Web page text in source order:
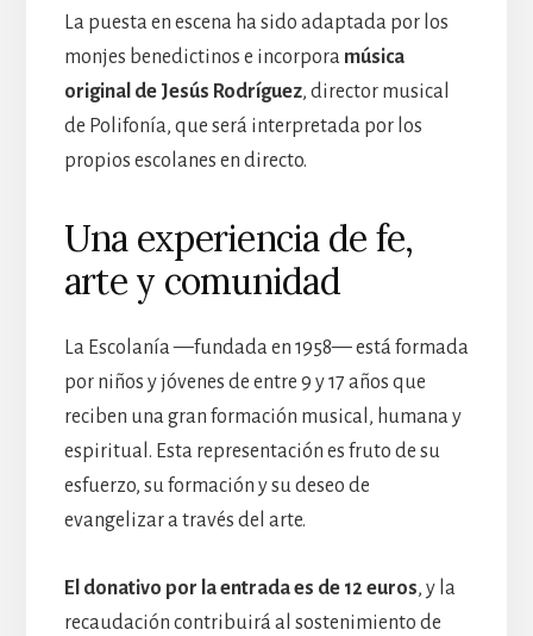
La puesta en escena ha sido adaptada por los
monjes benedictinos e incorpora música
original de Jesús Rodríguez, director musical
de Polifonía, que será interpretada por los
propios escolanes en directo.
Una experiencia de fe,
arte y comunidad
La Escolanía —fundada en 1958— está formada
por niños y jóvenes de entre 9 y 17 años que
reciben una gran formación musical, humana y
espiritual. Esta representación es fruto de su
esfuerzo, su formación y su deseo de
evangelizar a través del arte.
El donativo por la entrada es de 12 euros, y la
recaudación contribuirá al sostenimiento de